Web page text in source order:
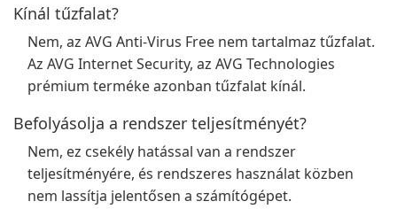
Kínál tűzfalat?
Nem, az AVG Anti-Virus Free nem tartalmaz tűzfalat.
Az AVG Internet Security, az AVG Technologies
prémium terméke azonban tűzfalat kínál.
Befolyásolja a rendszer teljesítményét?
Nem, ez csekély hatással van a rendszer
teljesítményére, és rendszeres használat közben
nem lassítja jelentősen a számítógépet.